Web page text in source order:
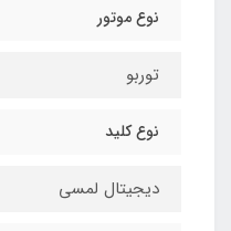
نوع موتور
توربو
نوع کلید
دیجیتال لمسی